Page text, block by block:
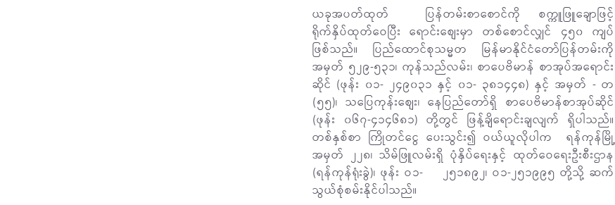
ယခုအပတ်ထုတ် ပြန်တမ်းစာစောင်ကို စက္ကူဖြူချောဖြင့်
ရိုက်နှိပ်ထုတ်ဝေပြီး ရောင်းစျေးမှာ တစ်စောင်လျှင် ၄၅၀ ကျပ်
ဖြစ်သည်။ ပြည်ထောင်စုသမ္မတ မြန်မာနိုင်ငံတော်ပြန်တမ်းကို
အမှတ် ၅၂၉-၅၃၁၊ ကုန်သည်လမ်း၊ စာပေဗိမာန် စာအုပ်အရောင်း
ဆိုင် (ဖုန်း ၀၁- ၂၄၉၀၃၁ နှင့် ၀၁- ၃၈၁၄၄၈) နှင့် အမှတ် - တ
(၅၅)၊ သပြေကုန်းစျေး၊ နေပြည်တော်ရှိ စာပေဗိမာန်စာအုပ်ဆိုင်
(ဖုန်း ၀၆၇-၄၁၄၆၈၁) တို့တွင် ဖြန့်ချိရောင်းချလျက် ရှိပါသည်။
တစ်နှစ်စာ ကြိုတင်ငွေ ပေးသွင်း၍ ဝယ်ယူလိုပါက ရန်ကုန်မြို့
အမှတ် ၂၂၈၊ သိမ်ဖြူလမ်းရှိ ပုံနှိပ်ရေးနှင့် ထုတ်ဝေရေးဦးစီးဌာန
(ရန်ကုန်ရုံးခွဲ)၊ ဖုန်း ဝ၁- ၂၅၁၈၉၂၊ ဝ၁-၂၅၁၉၉၅ တို့သို့ ဆက်
သွယ်စုံစမ်းနိုင်ပါသည်။